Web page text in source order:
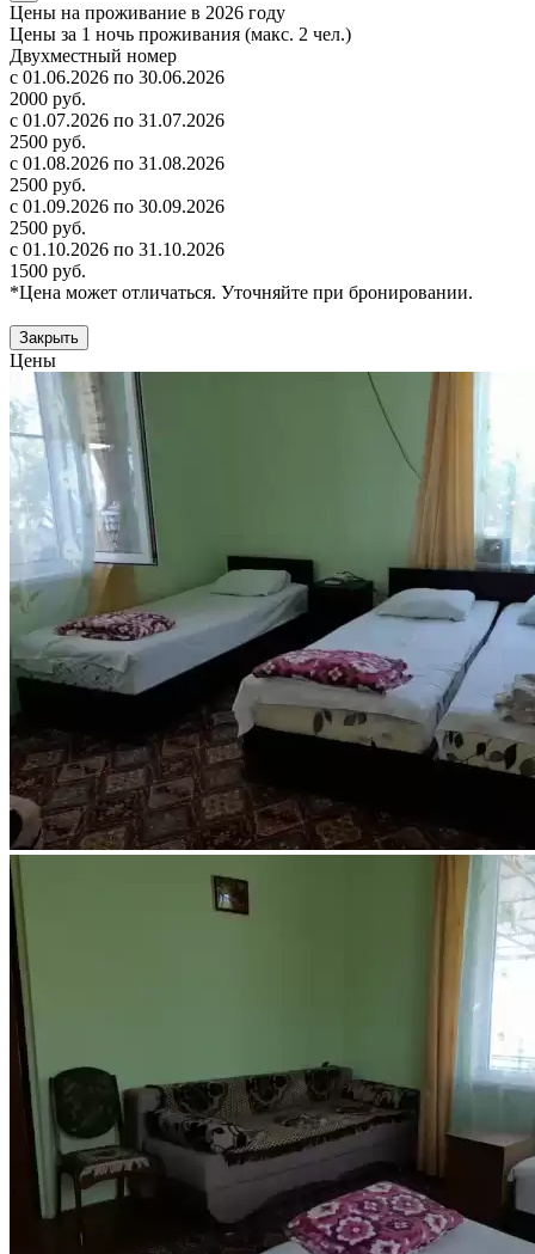
Цены на проживание в 2026 году
Цены за 1 ночь проживания (макс. 2 чел.)
Двухместный номер
с 01.06.2026 по 30.06.2026
2000 руб.
с 01.07.2026 по 31.07.2026
2500 руб.
с 01.08.2026 по 31.08.2026
2500 руб.
с 01.09.2026 по 30.09.2026
2500 руб.
с 01.10.2026 по 31.10.2026
1500 руб.
*Цена может отличаться. Уточняйте при бронировании.
Закрыть
Цены